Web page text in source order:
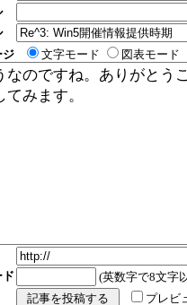
ジ
文字モード 図表モード
(英数字で8文字
プレビ